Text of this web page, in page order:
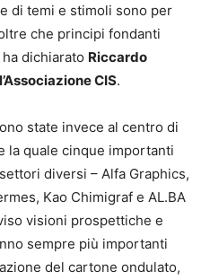
di temi e stimoli sono per
che principi fondanti
dichiarato Riccardo
CIS.
state invece al centro di
la quale cinque importanti
diversi – Alfa Graphics,
Kao Chimigraf e AL.BA
visioni prospettiche e
sempre più importanti
del cartone ondulato,